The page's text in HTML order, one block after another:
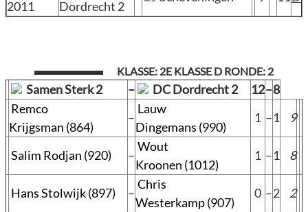
2011
Dordrecht 2
KLASSE: 2E KLASSE D RONDE: 2
Samen Sterk 2 – DC Dordrecht 2 12–8
Remco
Krijgsman (864)
–
Lauw
Dingemans (990)
1 –1 9
Salim Rodjan (920) –
Wout
Kroonen (1012)
1 –1 8
Hans Stolwijk (897) –
Chris
Westerkamp (907)
0 –2
2